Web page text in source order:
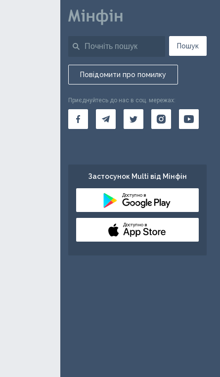
Пошук
Повідомити про помилку
Приєднуйтесь до нас в соц. мережах:
Застосунок Multi від Мінфін
Доступно в
Доступно в